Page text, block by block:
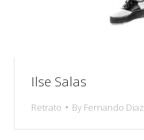
Ilse Salas
Retrato By Fernando Diaz